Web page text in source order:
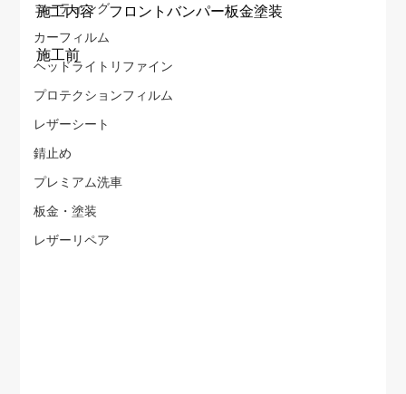
コーティング
カーフィルム
ヘッドライトリファイン
プロテクションフィルム
レザーシート
錆止め
プレミアム洗車
板金・塗装
レザーリペア
施工内容　フロントバンパー板金塗装
施工前